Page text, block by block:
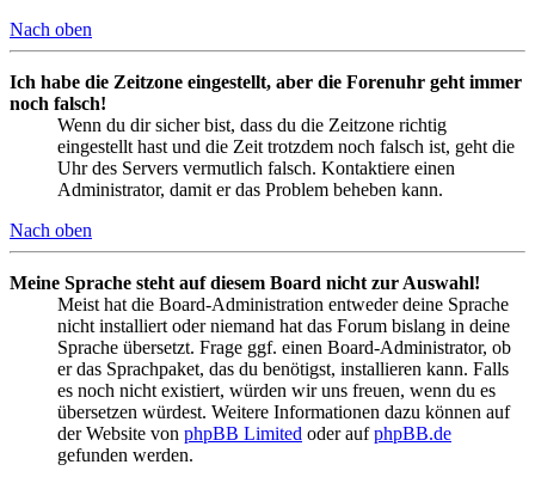
Nach oben
Ich habe die Zeitzone eingestellt, aber die Forenuhr geht immer
noch falsch!
Wenn du dir sicher bist, dass du die Zeitzone richtig
eingestellt hast und die Zeit trotzdem noch falsch ist, geht die
Uhr des Servers vermutlich falsch. Kontaktiere einen
Administrator, damit er das Problem beheben kann.
Nach oben
Meine Sprache steht auf diesem Board nicht zur Auswahl!
Meist hat die Board-Administration entweder deine Sprache
nicht installiert oder niemand hat das Forum bislang in deine
Sprache übersetzt. Frage ggf. einen Board-Administrator, ob
er das Sprachpaket, das du benötigst, installieren kann. Falls
es noch nicht existiert, würden wir uns freuen, wenn du es
übersetzen würdest. Weitere Informationen dazu können auf
der Website von phpBB Limited oder aufphpBB.de
gefunden werden.